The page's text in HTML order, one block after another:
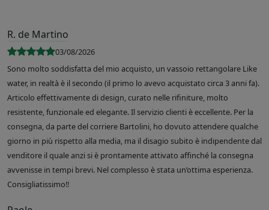
R. de Martino
03/08/2026
Sono molto soddisfatta del mio acquisto, un vassoio rettangolare Like
water, in realtà è il secondo (il primo lo avevo acquistato circa 3 anni fa).
Articolo effettivamente di design, curato nelle rifiniture, molto
resistente, funzionale ed elegante. Il servizio clienti è eccellente. Per la
consegna, da parte del corriere Bartolini, ho dovuto attendere qualche
giorno in più rispetto alla media, ma il disagio subito è indipendente dal
venditore il quale anzi si è prontamente attivato affinché la consegna
avvenisse in tempi brevi. Nel complesso è stata un’ottima esperienza.
Consigliatissimo!!